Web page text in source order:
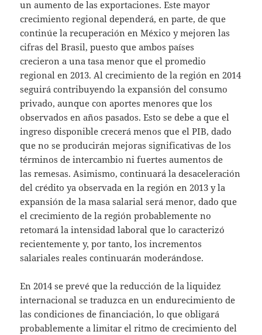
un aumento de las exportaciones. Este mayor
crecimiento regional dependerá, en parte, de que
continúe la recuperación en México y mejoren las
cifras del Brasil, puesto que ambos países
crecieron a una tasa menor que el promedio
regional en 2013. Al crecimiento de la región en 2014
seguirá contribuyendo la expansión del consumo
privado, aunque con aportes menores que los
observados en años pasados. Esto se debe a que el
ingreso disponible crecerá menos que el PIB, dado
que no se producirán mejoras significativas de los
términos de intercambio ni fuertes aumentos de
las remesas. Asimismo, continuará la desaceleración
del crédito ya observada en la región en 2013 y la
expansión de la masa salarial será menor, dado que
el crecimiento de la región probablemente no
retomará la intensidad laboral que lo caracterizó
recientemente y, por tanto, los incrementos
salariales reales continuarán moderándose.
En 2014 se prevé que la reducción de la liquidez
internacional se traduzca en un endurecimiento de
las condiciones de financiación, lo que obligará
probablemente a limitar el ritmo de crecimiento del